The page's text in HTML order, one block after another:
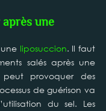
une
liposuccion. Il faut
salés après une
provoquer des
de guérison va
du sel. Les